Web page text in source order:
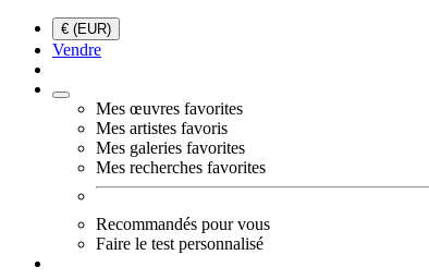
€ (EUR)
Vendre
Mes œuvres favorites
Mes artistes favoris
Mes galeries favorites
Mes recherches favorites
Recommandés pour vous
Faire le test personnalisé